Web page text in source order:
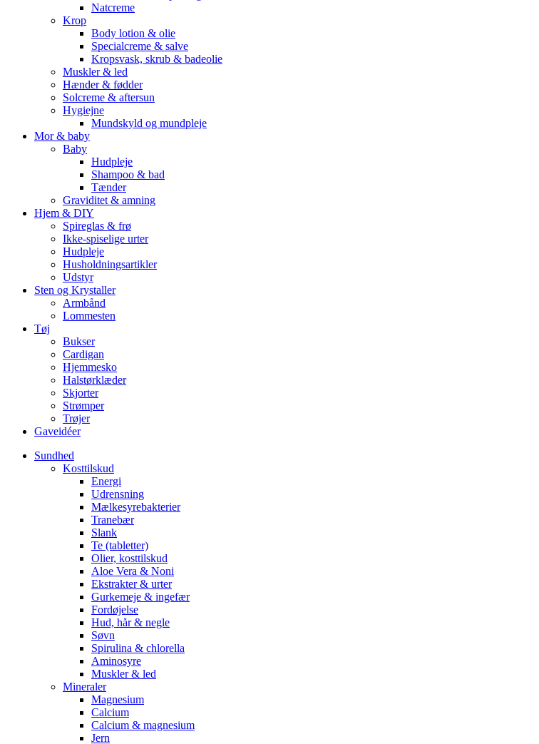
Natcreme
Krop
Body lotion & olie
Specialcreme & salve
Kropsvask, skrub & badeolie
Muskler & led
Hænder & fødder
Solcreme & aftersun
Hygiejne
Mundskyld og mundpleje
Mor & baby
Baby
Hudpleje
Shampoo & bad
Tænder
Graviditet & amning
Hjem & DIY
Spireglas & frø
Ikke-spiselige urter
Hudpleje
Husholdningsartikler
Udstyr
Sten og Krystaller
Armbånd
Lommesten
Tøj
Bukser
Cardigan
Hjemmesko
Halstørklæder
Skjorter
Strømper
Trøjer
Gaveidéer
Sundhed
Kosttilskud
Energi
Udrensning
Mælkesyrebakterier
Tranebær
Slank
Te (tabletter)
Olier, kosttilskud
Aloe Vera & Noni
Ekstrakter & urter
Gurkemeje & ingefær
Fordøjelse
Hud, hår & negle
Søvn
Spirulina & chlorella
Aminosyre
Muskler & led
Mineraler
Magnesium
Calcium
Calcium & magnesium
Jern